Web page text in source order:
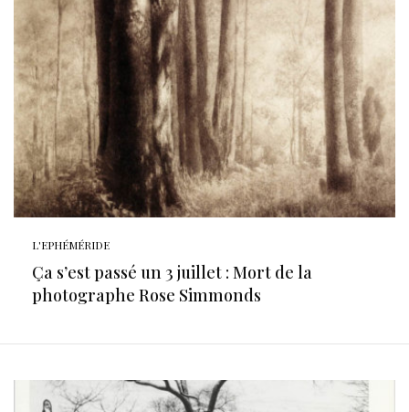
L'EPHÉMÉRIDE
Ça s’est passé un 3 juillet : Mort de la
photographe Rose Simmonds